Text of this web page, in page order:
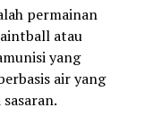
permainan
atau
yang
air yang